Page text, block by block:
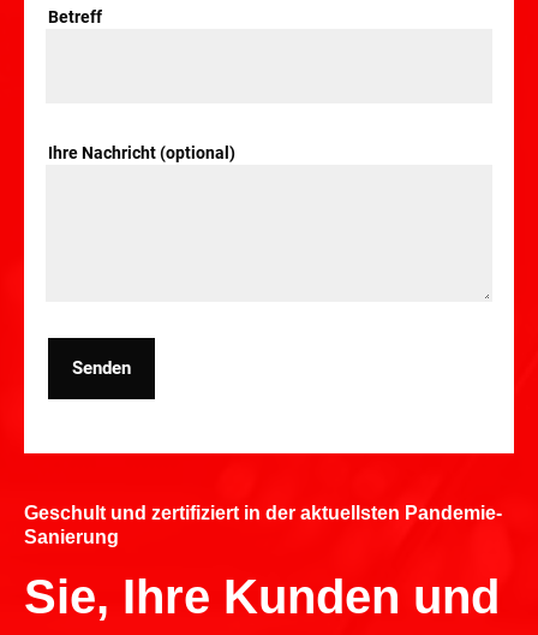
Betreff
Ihre Nachricht (optional)
Senden
Geschult und zertifiziert in der aktuellsten Pandemie-
Sanierung
Sie, Ihre Kunden und